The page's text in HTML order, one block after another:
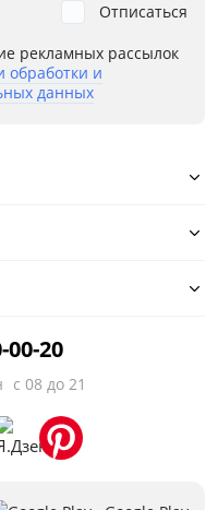
рекламных рассылок
обработки и
данных
Отписаться
00-20
с 08 до 21